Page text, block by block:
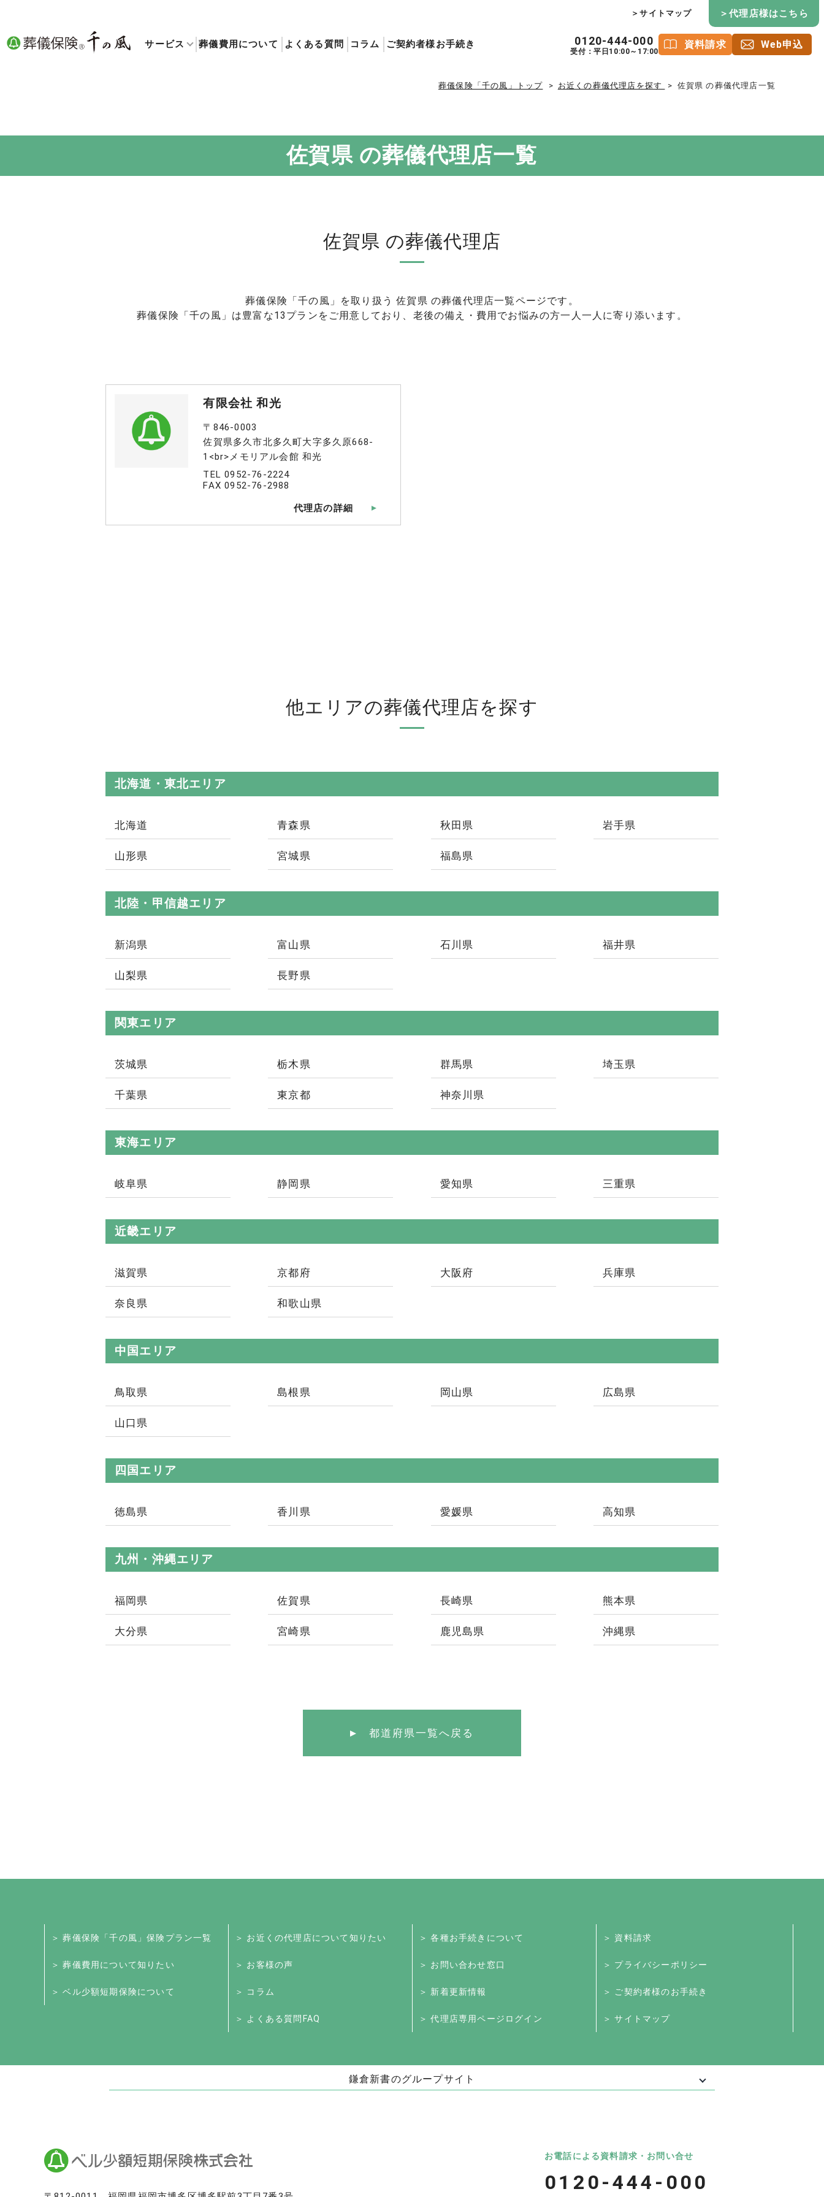
サービス 葬儀費用について よくある質問 コラム ご契約者様お手続き
＞サイトマップ ＞代理店様はこちら
0120-444-000
受付：平日10:00～17:00
資料請求 Web申込
葬儀保険「千の風」トップ お近くの葬儀代理店を探す 佐賀県 の葬儀代理店一覧
佐賀県 の葬儀代理店一覧
佐賀県 の葬儀代理店
葬儀保険「千の風」を取り扱う 佐賀県 の葬儀代理店一覧ページです。
葬儀保険「千の風」は豊富な13プランをご用意しており、老後の備え・費用でお悩みの方一人一人に寄り添います。
有限会社 和光
〒846-0003
佐賀県多久市北多久町大字多久原668-
1<br>メモリアル会館 和光
TEL 0952-76-2224
FAX 0952-76-2988
代理店の詳細
他エリアの葬儀代理店を探す
北海道・東北エリア
北海道 青森県 秋田県 岩手県
山形県 宮城県 福島県
北陸・甲信越エリア
新潟県 富山県 石川県 福井県
山梨県 長野県
関東エリア
茨城県 栃木県 群馬県 埼玉県
千葉県 東京都 神奈川県
東海エリア
岐阜県 静岡県 愛知県 三重県
近畿エリア
滋賀県 京都府 大阪府 兵庫県
奈良県 和歌山県
中国エリア
鳥取県 島根県 岡山県 広島県
山口県
四国エリア
徳島県 香川県 愛媛県 高知県
九州・沖縄エリア
福岡県 佐賀県 長崎県 熊本県
大分県 宮崎県 鹿児島県 沖縄県
都道府県一覧へ戻る
＞ 葬儀保険「千の風」保険プラン一覧
＞ 葬儀費用について知りたい
＞ ベル少額短期保険について
＞ お近くの代理店について知りたい
＞ お客様の声
＞ コラム
＞ よくある質問FAQ
＞ 各種お手続きについて
＞ お問い合わせ窓口
＞ 新着更新情報
＞ 代理店専用ページログイン
＞ 資料請求
＞ プライバシーポリシー
＞ ご契約者様のお手続き
＞ サイトマップ
鎌倉新書のグループサイト
いいお墓-ペット霊園版 樹木葬なび
納骨堂なび 寺院墓地.com
お電話による資料請求・お問い合せ
0120-444-000